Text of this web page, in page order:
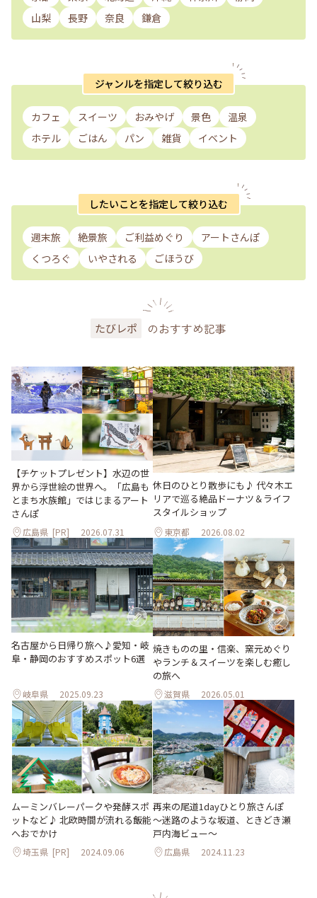
山梨
長野 奈良 鎌倉
ジャンルを指定して絞り込む
カフェ スイーツ おみやげ 景色
温泉
ホテル
ごはん パン 雑貨 イベント
したいことを指定して絞り込む
週末旅 絶景旅 ご利益めぐり
アートさんぽ
くつろぐ
いやされる ごほうび
たびレポ のおすすめ記事
【チケットプレゼント】水辺の世
界から浮世絵の世界へ。「広島も
とまち水族館」ではじまるアート
さんぽ
広島県 [PR] 2026.07.31
休日のひとり散歩にも♪ 代々木エ
リアで巡る絶品ドーナツ＆ライフ
スタイルショップ
東京都 2026.08.02
名古屋から日帰り旅へ♪愛知・岐
阜・静岡のおすすめスポット6選
岐阜県 2025.09.23
焼きものの里・信楽、窯元めぐり
やランチ＆スイーツを楽しむ癒し
の旅へ
滋賀県 2026.05.01
ムーミンバレーパークや発酵スポ
ットなど♪ 北欧時間が流れる飯能
へおでかけ
埼玉県 [PR] 2024.09.06
再来の尾道1dayひとり旅さんぽ
～迷路のような坂道、ときどき瀬
戸内海ビュー～
広島県 2024.11.23